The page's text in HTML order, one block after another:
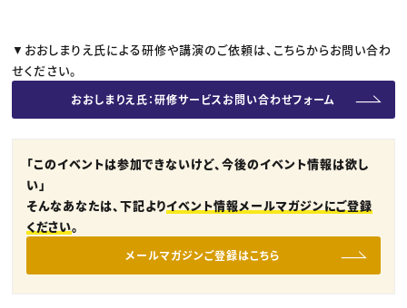
▼おおしまりえ氏による研修や講演のご依頼は、こちらからお問い合わ
せください。
おおしまりえ氏：研修サービスお問い合わせフォーム
「このイベントは参加できないけど、今後のイベント情報は欲し
い」
そんなあなたは、下記よりイベント情報メールマガジンにご登録
ください。
メールマガジンご登録はこちら